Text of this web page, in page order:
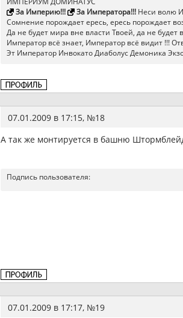
За Империю!!!
За Императора!!!Неси волю
Сомнение порождает ересь, ересь порождает
Да не будет мира вне власти Твоей, да не будет
Император всё знает, Император всё видит !!!
Эт Император Инвокато Диаболус Демоника
07.01.2009 в 17:15, №18
А так же монтируется в башню
Подпись пользователя:
07.01.2009 в 17:17, №19